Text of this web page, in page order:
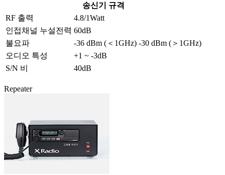
송신기 규격
RF 출력
4.8/1Watt
인접채널 누설전력 60dB
불요파
-36 dBm (＜1GHz) -30 dBm (＞1GHz)
오디오 특성
+1 ~ -3dB
S/N 비
40dB
Repeater